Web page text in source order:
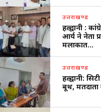
उत्तराखण्ड
हल्द्वानी :
आर्य ने नेता
मलाकात…
उत्तराखण्ड
हल्द्वानी:
बूथ,